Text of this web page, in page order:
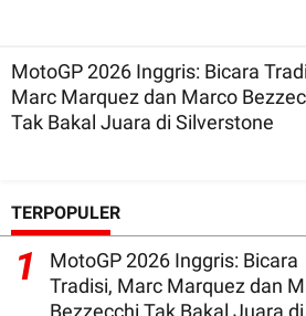
MotoGP 2026 Inggris: Bicara
Marc Marquez dan Marco
Tak Bakal Juara di Silverstone
TERPOPULER
1
MotoGP 2026 Inggris: Bicara
Tradisi, Marc Marquez dan
Bezzecchi Tak Bakal Juara di